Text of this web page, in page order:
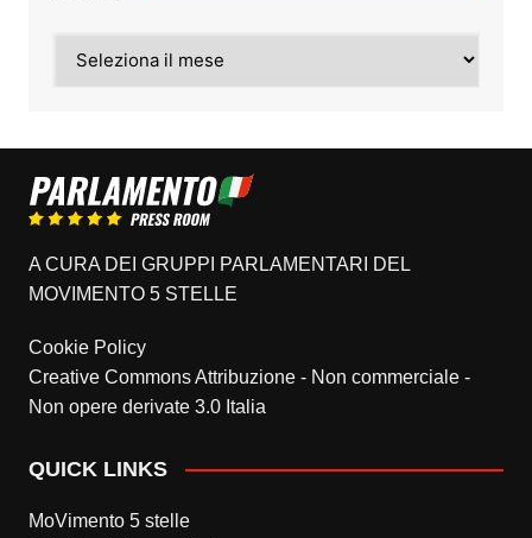
A CURA DEI GRUPPI PARLAMENTARI DEL
MOVIMENTO 5 STELLE
Cookie Policy
Creative Commons Attribuzione - Non commerciale -
Non opere derivate 3.0 Italia
QUICK LINKS
MoVimento 5 stelle